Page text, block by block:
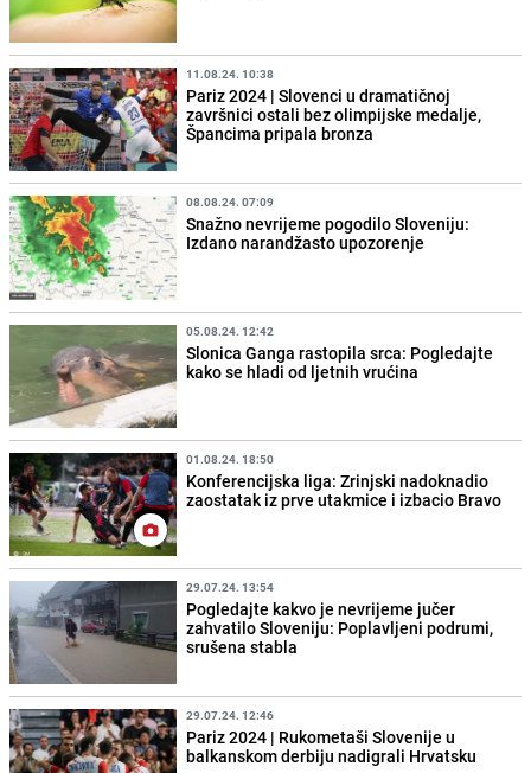
11.08.24. 10:38
Pariz 2024 | Slovenci u dramatičnoj
završnici ostali bez olimpijske medalje,
Špancima pripala bronza
08.08.24. 07:09
Snažno nevrijeme pogodilo Sloveniju:
Izdano narandžasto upozorenje
05.08.24. 12:42
Slonica Ganga rastopila srca: Pogledajte
kako se hladi od ljetnih vrućina
01.08.24. 18:50
Konferencijska liga: Zrinjski nadoknadio
zaostatak iz prve utakmice i izbacio Bravo
29.07.24. 13:54
Pogledajte kakvo je nevrijeme jučer
zahvatilo Sloveniju: Poplavljeni podrumi,
srušena stabla
29.07.24. 12:46
Pariz 2024 | Rukometaši Slovenije u
balkanskom derbiju nadigrali Hrvatsku